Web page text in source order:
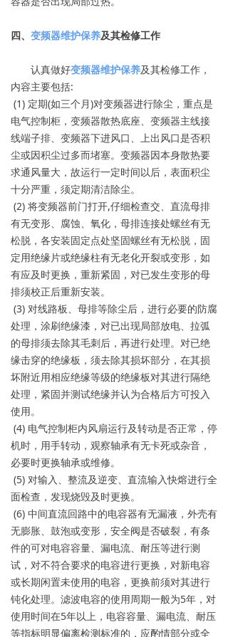
四、 变频器维护保养及其检修工作
认真做好变频器维护保养及其检修工作，
内容主要包括:
(1) 定期(如三个月)对变频器进行除尘，重点是
电气控制柜，变频器散热底座、变频器主线接
线端子排、变频器下进风口、上出风口是否积
尘或因积尘过多而堵塞。变频器因本身散热要
求通风量大，故运行一定时间以后，表面积尘
十分严重，须定期清洁除尘。
(2) 将变频器前门打开,仔细检查交、直流母排
有无变形、腐蚀、氧化，母排连接处螺丝有无
松脱，各安装固定点处坚固螺丝有无松脱，固
定用绝缘片或绝缘柱有无老化开裂或变形，如
有应及时更换，重新紧固，对已发生变形的母
排须校正后重新安装。
(3) 对线路板、母排等除尘后，进行必要的防腐
处理，涂刷绝缘漆，对已出现局部放电、拉弧
的母排须去除其毛刺后，再进行处理。对已绝
缘击穿的绝缘板，须去除其损坏部分，在其损
坏附近用相应绝缘等级的绝缘板对其进行隔绝
处理，紧固并测试绝缘并认为合格后方可投入
使用。
(4) 电气控制柜内风扇运行及转动是否正常，停
机时，用手转动，观察轴承有无卡死或杂音，
必要时更换轴承或维修。
(5) 对输入、整流及逆变、直流输入快熔进行全
面检查，发现烧毁及时更换。
(6) 中间直流回路中的电容器有无漏液，外壳有
无膨胀、鼓泡或变形，安全阀是否破裂，有条
件的可对电容容量、漏电流、耐压等进行测
试，对不符合要求的电容进行更换，对新电容
或长期闲置未使用的电容，更换前须对其进行
钝化处理。滤波电容的使用周期一般为5年，对
使用时间在5年以上，电容容量、漏电流、耐压
等指标明显偏离检测标准的，应酌情部分或全